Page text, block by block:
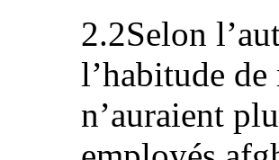
2.2Selon
l’habitude
n’auraient